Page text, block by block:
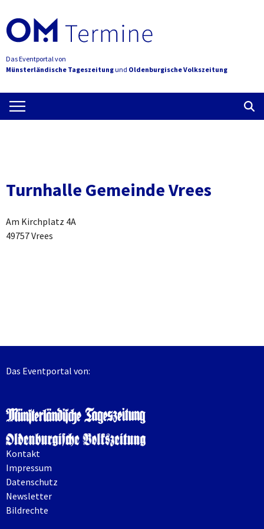
Das Eventportal von
Münsterländische Tageszeitungund Oldenburgische Volkszeitung
Turnhalle Gemeinde Vrees
Am Kirchplatz 4A
49757 Vrees
Das Eventportal von:
Kontakt
Impressum
Datenschutz
Newsletter
Bildrechte